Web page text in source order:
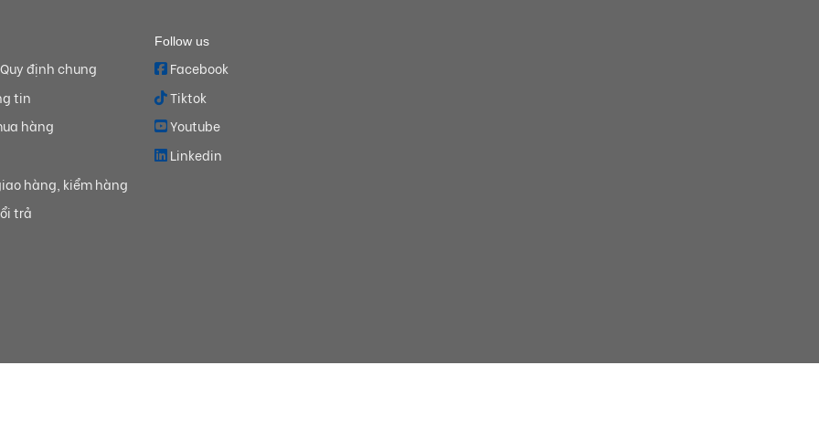
định chung
tin
hàng
hàng, kiểm hàng
trả
Follow us
Facebook
Tiktok
Youtube
Linkedin